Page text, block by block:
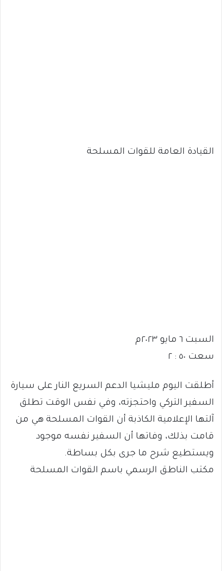
القيادة العامة للقوات المسلحة
السبت ٦ مايو ٢٠٢٣م
سعت ٥٠ : ٢
أطلقت اليوم مليشيا الدعم السريع النار على سيارة
السفير التركي واحتجزته، وفي نفس الوقت تطلق
آلتها الإعلامية الكاذبة أن القوات المسلحة هي من
قامت بذلك، وفاتها أن السفير نفسه موجود
ويستطيع شرح ما جرى بكل بساطة.
مكتب الناطق الرسمي باسم القوات المسلحة